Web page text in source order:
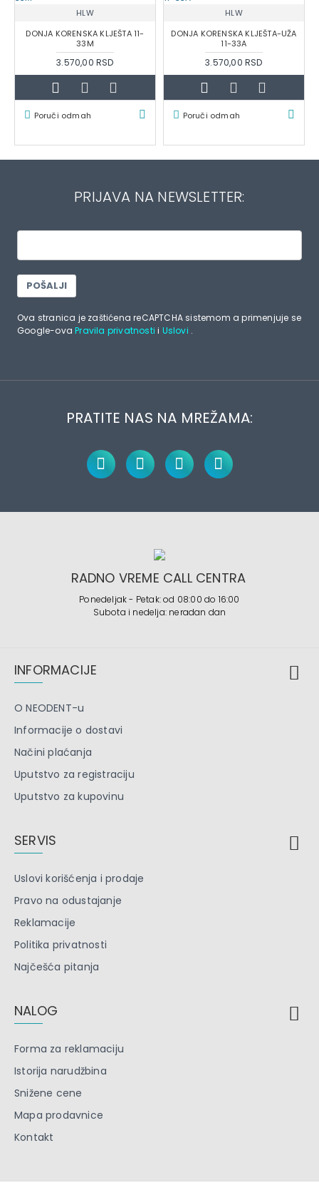
HLW
DONJA KORENSKA KLJEŠTA 11-
33M
3.570,00 RSD
Poruči odmah
HLW
DONJA KORENSKA KLJEŠTA-UŽA
11-33A
3.570,00 RSD
Poruči odmah
PRIJAVA NA NEWSLETTER:
POŠALJI
Ova stranica je zaštićena reCAPTCHA sistemom a primenjuje se
Google-ovaPravila privatnosti i Uslovi .
PRATITE NAS NA MREŽAMA:
RADNO VREME CALL CENTRA
Ponedeljak - Petak: od 08:00 do 16:00
Subota i nedelja: neradan dan
INFORMACIJE
O NEODENT-u
Informacije o dostavi
Načini plaćanja
Uputstvo za registraciju
Uputstvo za kupovinu
SERVIS
Uslovi korišćenja i prodaje
Pravo na odustajanje
Reklamacije
Politika privatnosti
Najčešća pitanja
NALOG
Forma za reklamaciju
Istorija narudžbina
Snižene cene
Mapa prodavnice
Kontakt